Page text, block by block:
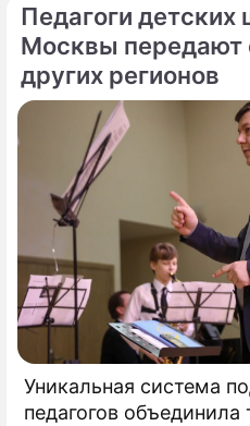
Педагоги детских
Москвы передают
других регионов
Уникальная система
педагогов